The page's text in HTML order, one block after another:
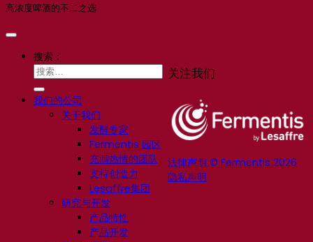
高浓度啤酒的不二之选
关注我们
法律声明 © Fermentis 2026
隐私声明
搜索：
我们的公司
关于我们
发酵专家
Fermentis 园区
充满热情的团队
支持创造力
Lesaffre集团
研究与开发
产品特性
产品开发